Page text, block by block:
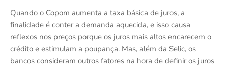
Quando o Copom aumenta a taxa básica de juros, a
finalidade é conter a demanda aquecida, e isso causa
reflexos nos preços porque os juros mais altos encarecem o
crédito e estimulam a poupança. Mas, além da Selic, os
bancos consideram outros fatores na hora de definir os juros